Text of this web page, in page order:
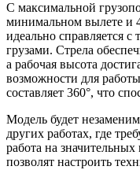
С максимальной
минимальном вылете и
идеально справляется
грузами. Стрела
а рабочая высота
возможности для
составляет 360°, что
Модель будет
других работах, где
работа на
позволят настроить